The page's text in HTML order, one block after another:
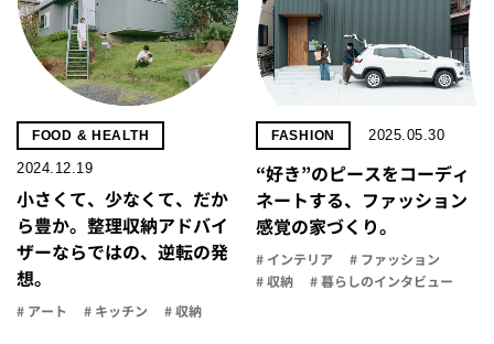
FOOD & HEALTH
2024.12.19
小さくて、少なくて、だか
ら豊か。整理収納アドバイ
ザーならではの、逆転の発
想。
# アート # キッチン # 収納
FASHION 2025.05.30
“好き”のピースをコーディ
ネートする、ファッション
感覚の家づくり。
# インテリア
# ファッション
# 収納
# 暮らしのインタビュー